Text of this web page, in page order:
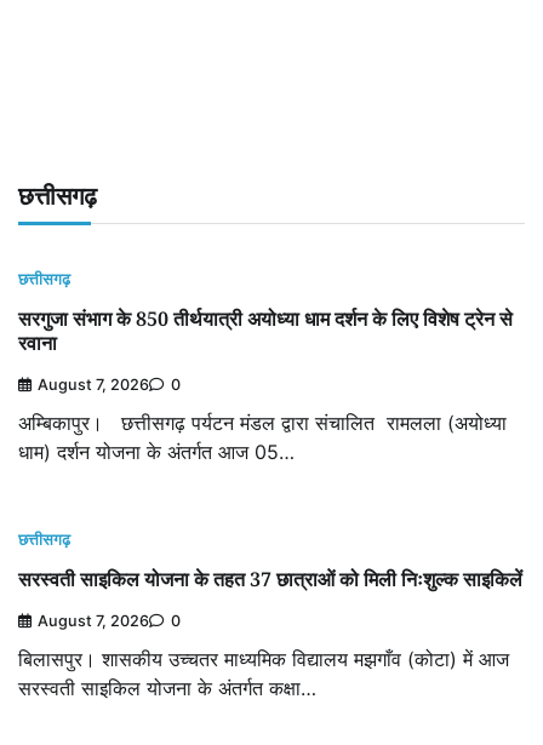
छत्तीसगढ़
छत्तीसगढ़
सरगुजा संभाग के 850 तीर्थयात्री अयोध्या धाम दर्शन के लिए विशेष ट्रेन से
रवाना
August 7, 2026 0
अम्बिकापुर। छत्तीसगढ़ पर्यटन मंडल द्वारा संचालित रामलला (अयोध्या
धाम) दर्शन योजना के अंतर्गत आज 05…
छत्तीसगढ़
सरस्वती साइकिल योजना के तहत 37 छात्राओं को मिली निःशुल्क साइकिलें
August 7, 2026 0
बिलासपुर। शासकीय उच्चतर माध्यमिक विद्यालय मझगाँव (कोटा) में आज
सरस्वती साइकिल योजना के अंतर्गत कक्षा…